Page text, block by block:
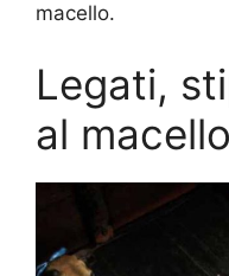
macello.
Legati,
al macello